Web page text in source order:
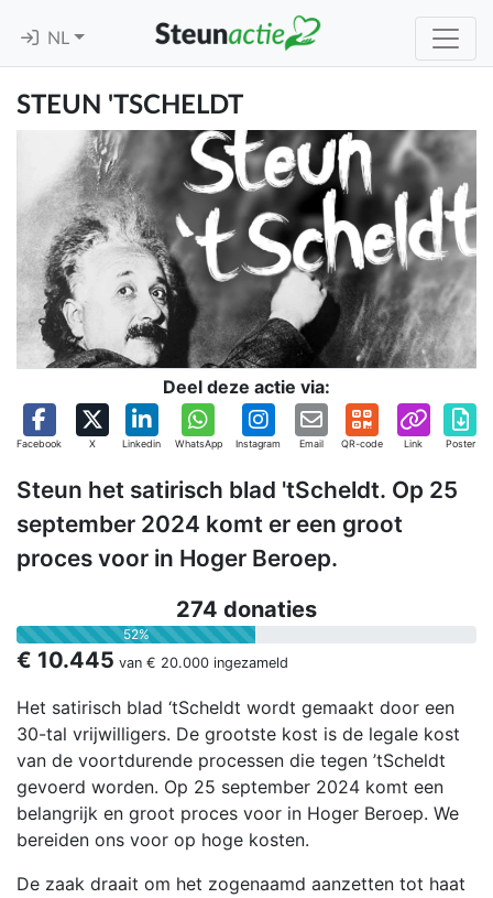
NL
STEUN 'TSCHELDT
Deel deze actie via:
Facebook X Linkedin WhatsApp Instagram Email QR-code Link Poster
Steun het satirisch blad 'tScheldt. Op 25
september 2024 komt er een groot
proces voor in Hoger Beroep.
274 donaties
52%
€ 10.445 van € 20.000 ingezameld
Het satirisch blad ‘tScheldt wordt gemaakt door een
30-tal vrijwilligers. De grootste kost is de legale kost
van de voortdurende processen die tegen ’tScheldt
gevoerd worden. Op 25 september 2024 komt een
belangrijk en groot proces voor in Hoger Beroep. We
bereiden ons voor op hoge kosten.
De zaak draait om het zogenaamd aanzetten tot haat